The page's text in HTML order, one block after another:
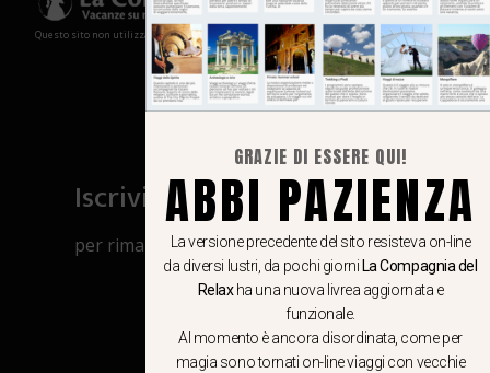
Questo sito non utilizza cookies e non memorizza in alcun modo le tue informazioni
Iscriviti al canale Whatsapp
per rimanere aggiornato su viaggi, eventi
e notizie!
CLICCA QUI
GRAZIE DI ESSERE QUI!
ABBI PAZIENZA
La versione precedente del sito resisteva on-line
da diversi lustri, da pochi giorni La Compagnia del
Relaxha una nuova livrea aggiornata e
funzionale.
Al momento è ancora disordinata, come per
magia sono tornati on-line viaggi con vecchie